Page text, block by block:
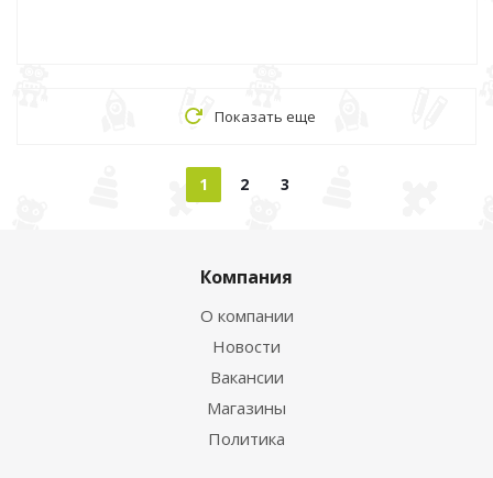
Показать еще
1 2 3
Компания
О компании
Новости
Вакансии
Магазины
Политика